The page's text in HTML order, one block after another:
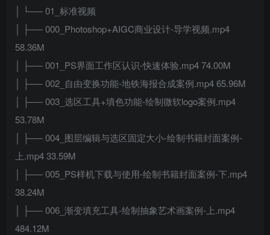
│ └── 01_标准视频
│ ├── 000_Photoshop+AIGC商业设计-导学视频.mp4
58.36M
│ ├── 001_PS界面工作区认识-快速体验.mp4 74.00M
│ ├── 002_自由变换功能-地铁海报合成案例.mp4 65.96M
│ ├── 003_选区工具+填色功能-绘制微软logo案例.mp4
53.78M
│ ├── 004_图层编辑与选区固定大小-绘制书籍封面案例-
上.mp4 33.59M
│ ├── 005_PS样机下载与使用-绘制书籍封面案例-下.mp4
38.24M
│ ├── 006_渐变填充工具-绘制抽象艺术画案例-上.mp4
484.12M